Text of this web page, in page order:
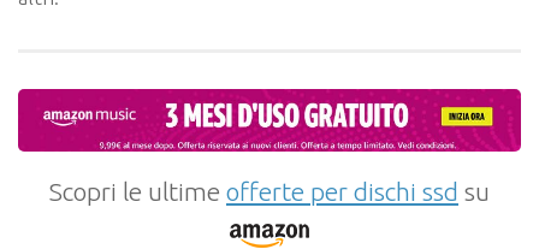
Scopri le ultime offerte per dischi ssd su